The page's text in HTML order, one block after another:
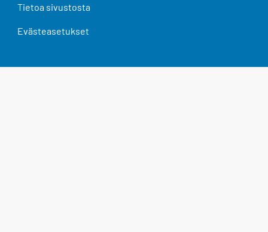
Tietoa sivustosta
Evästeasetukset